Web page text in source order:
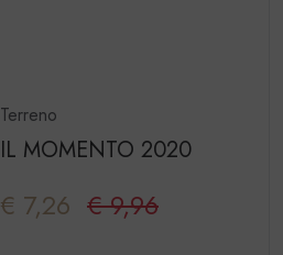
Terreno
IL MOMENTO 2020
€ 7,26 € 9,96